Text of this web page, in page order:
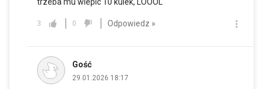
trzeba mu wlepic 10 kulek, LOOOL
3 0 Odpowiedz »
Gość
29.01.2026 18:17